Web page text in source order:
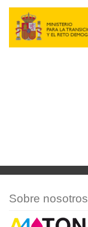
Sobre nosotros